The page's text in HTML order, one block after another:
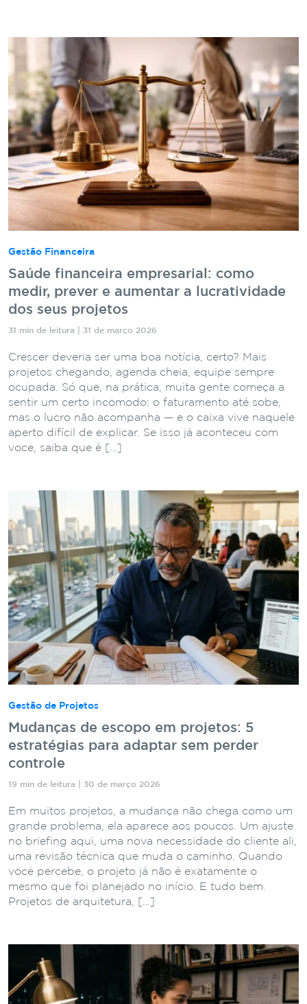
Gestão Financeira
Saúde financeira empresarial: como
medir, prever e aumentar a lucratividade
dos seus projetos
31 min de leitura | 31 de março 2026
Crescer deveria ser uma boa notícia, certo? Mais
projetos chegando, agenda cheia, equipe sempre
ocupada. Só que, na prática, muita gente começa a
sentir um certo incômodo: o faturamento até sobe,
mas o lucro não acompanha — e o caixa vive naquele
aperto difícil de explicar. Se isso já aconteceu com
você, saiba que é […]
Gestão de Projetos
Mudanças de escopo em projetos: 5
estratégias para adaptar sem perder
controle
19 min de leitura | 30 de março 2026
Em muitos projetos, a mudança não chega como um
grande problema, ela aparece aos poucos. Um ajuste
no briefing aqui, uma nova necessidade do cliente ali,
uma revisão técnica que muda o caminho. Quando
você percebe, o projeto já não é exatamente o
mesmo que foi planejado no início. E tudo bem.
Projetos de arquitetura, […]